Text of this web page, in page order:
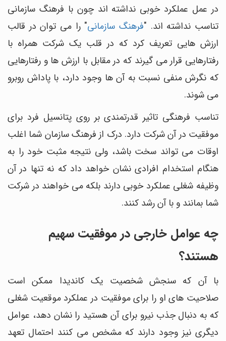
در عمل عملکرد خوبی نداشته اند چون با فرهنگ سازمانی
تناسب نداشته اند. "فرهنگ سازمانی" را می توان در قالب
ارزش هایی تعریف کرد که در قلب یک شرکت همراه با
رفتارهایی قرار می گیرند که در مقابل با ارزش ها و رفتارهایی
که نگرش منفی نسبت به آن ها وجود دارد، با پاداش روبرو
می شوند.
تناسب فرهنگی تاثیر قدرتمندی بر روی پتانسیل فرد برای
موفقیت در آن شرکت دارد. درک از فرهنگ سازمان شما اغلب
اوقات می تواند سخت باشد، ولی نتیجه مثبت خود را به
هنگام استخدام افرادی نشان خواهد داد که نه تنها در آن
وظیفه شغلی عملکرد خوبی دارند بلکه می خواهند در شرکت
شما بمانند و با آن رشد کنند.
چه عوامل خارجی در موفقیت سهیم
هستند؟
با آن که سنجش شخصیت یک کاندیدا ممکن است
صلاحیت های او را برای موفقیت در عملکرد موقعیت شغلی
که به دنبال جذب نیرو برای آن هستید را نشان دهد، عوامل
دیگری نیز وجود دارند که مشخص می کنند احتمال تعهد